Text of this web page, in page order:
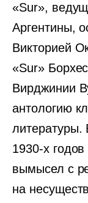
«Sur»,
Аргентины,
Викторией
«Sur»
Вирджинии
антологию
литературы.
1930-х годов
вымысел с
на